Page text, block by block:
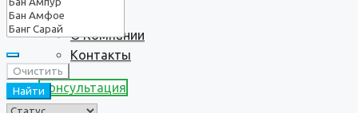
О Компании
Контакты
Консультация
Очистить
Найти